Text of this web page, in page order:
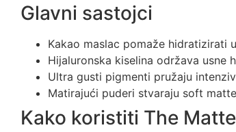
Glavni sastojci
Kakao maslac pomaže hidratizirati
Hijaluronska kiselina održava usne
Ultra gusti pigmenti pružaju
Matirajući puderi stvaraju soft
Kako koristiti The